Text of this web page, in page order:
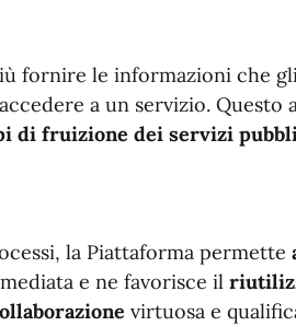
fornire le informazioni che
a un servizio.
di fruizione dei servizi
la Piattaforma permette
e ne favorisce il
virtuosa e